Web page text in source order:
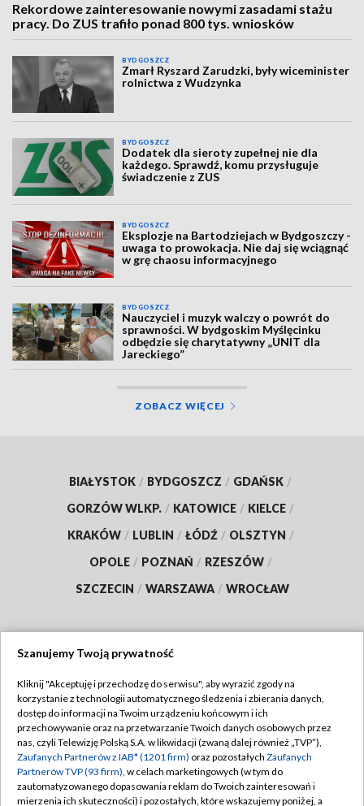
Rekordowe zainteresowanie nowymi zasadami stażu
pracy. Do ZUS trafiło ponad 800 tys. wniosków
BYDGOSZCZ
Zmarł Ryszard Zarudzki, były wiceminister
rolnictwa z Wudzynka
BYDGOSZCZ
Dodatek dla sieroty zupełnej nie dla
każdego. Sprawdź, komu przysługuje
świadczenie z ZUS
BYDGOSZCZ
Eksplozje na Bartodziejach w Bydgoszczy -
uwaga to prowokacja. Nie daj się wciągnąć
w grę chaosu informacyjnego
BYDGOSZCZ
Nauczyciel i muzyk walczy o powrót do
sprawności. W bydgoskim Myślęcinku
odbędzie się charytatywny „UNIT dla
Jareckiego”
ZOBACZ WIĘCEJ
BIAŁYSTOK / BYDGOSZCZ / GDAŃSK /
GORZÓW WLKP. / KATOWICE / KIELCE /
KRAKÓW / LUBLIN / ŁÓDŹ / OLSZTYN /
OPOLE / POZNAŃ / RZESZÓW /
SZCZECIN / WARSZAWA / WROCŁAW
TVP
Abonament TVP
Emisja w TVP
Centrum informacji TVP
Regulamin TVP
Polityka prywatności
Moje zgody
Szanujemy Twoją prywatność
Kliknij "Akceptuję i przechodzę do serwisu", aby wyrazić zgody na
korzystanie z technologii automatycznego śledzenia i zbierania danych,
dostęp do informacji na Twoim urządzeniu końcowym i ich
przechowywanie oraz na przetwarzanie Twoich danych osobowych przez
nas, czyli Telewizję Polską S.A. w likwidacji (zwaną dalej również „TVP”),
Zaufanych Partnerów z IAB* (1201 firm) oraz pozostałych Zaufanych
Partnerów TVP (93 firm), w celach marketingowych (w tym do
zautomatyzowanego dopasowania reklam do Twoich zainteresowań i
mierzenia ich skuteczności) i pozostałych, które wskazujemy poniżej, a